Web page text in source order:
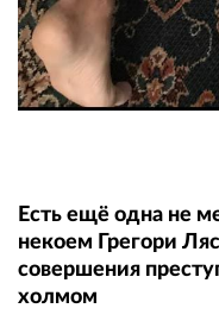
Есть ещё одна не
некоем Грегори
совершения
холмом